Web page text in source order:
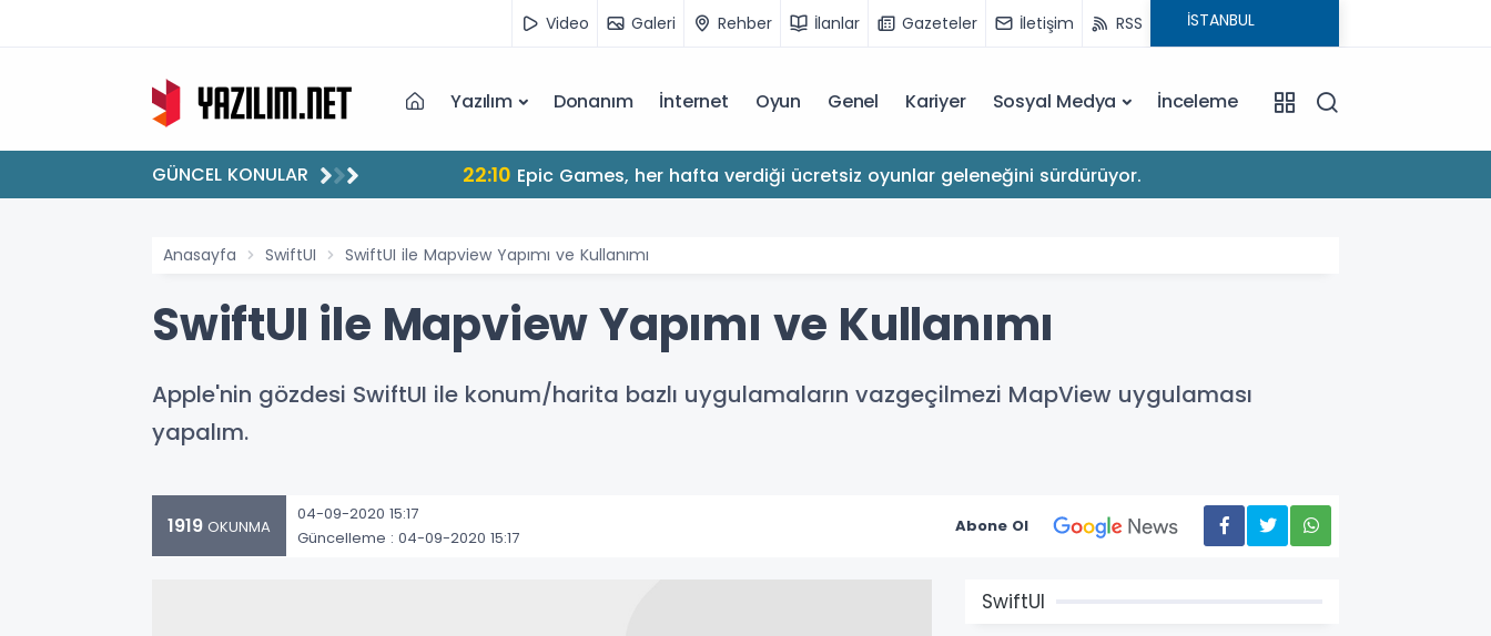
Video Galeri Rehber İlanlar Gazeteler İletişim RSS
Yazılım Donanım İnternet Oyun Genel Kariyer Sosyal Medya İnceleme
GÜNCEL KONULAR 22:10 Epic Games, her hafta verdiği ücretsiz oyunlar geleneğini sürdürüyor.
Anasayfa SwiftUI SwiftUI ile Mapview Yapımı ve Kullanımı
SwiftUI ile Mapview Yapımı ve Kullanımı
Apple'nin gözdesi SwiftUI ile konum/harita bazlı uygulamaların vazgeçilmezi MapView uygulaması
yapalım.
1919 OKUNMA
04-09-2020 15:17
Güncelleme : 04-09-2020 15:17
Abone Ol
SwiftUI